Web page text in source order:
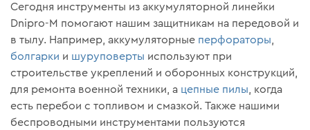
Сегодня инструменты из аккумуляторной линейки
Dnipro-M помогают нашим защитникам на передовой и
в тылу. Например, аккумуляторные перфораторы
болгарки и шуруповерты используют при
строительстве укреплений и оборонных конструкций,
для ремонта военной техники, а цепные пилы , когда
есть перебои с топливом и смазкой. Также нашими
беспроводными инструментами пользуются